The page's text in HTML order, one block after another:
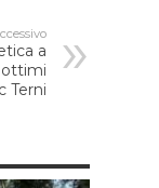
a
Terni